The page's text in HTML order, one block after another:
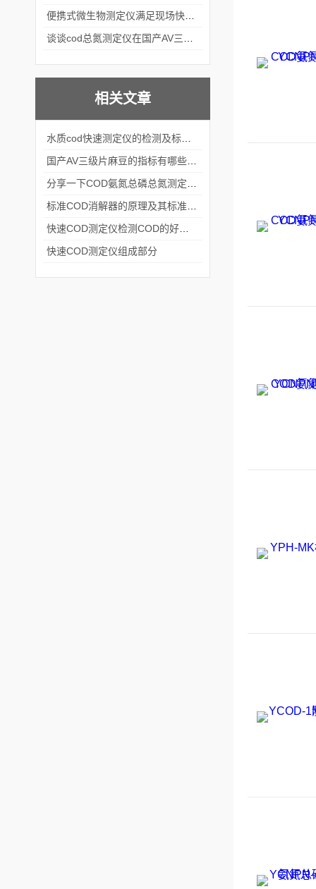
相关文章
快速COD测定仪组成部分